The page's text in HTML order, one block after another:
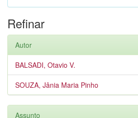
Refinar
Autor
BALSADI, Otavio V.
SOUZA, Jânia Maria Pinho
Assunto